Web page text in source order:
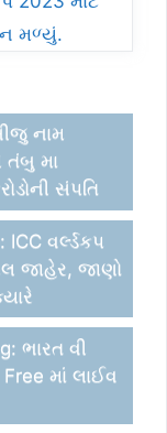
મળ્યું.
નામ
મા
સંપતિ
વર્લ્ડકપ
જાહેર, જાણો
ભારત વી
માં લાઈવ